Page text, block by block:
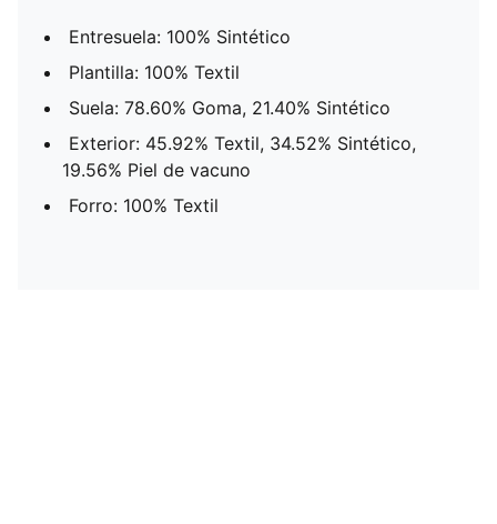
Entresuela: 100% Sintético
Plantilla: 100% Textil
Suela: 78.60% Goma, 21.40% Sintético
Exterior: 45.92% Textil, 34.52% Sintético,
19.56% Piel de vacuno
Forro: 100% Textil